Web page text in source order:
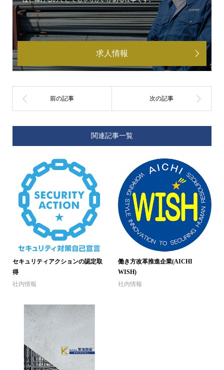
求人情報
関連記事一覧
セキュリティアクションの認定取
得
社内情報
働き方改革推進企業(AICHI
WISH)
社内情報